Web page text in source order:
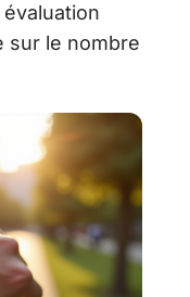
sur le nombre